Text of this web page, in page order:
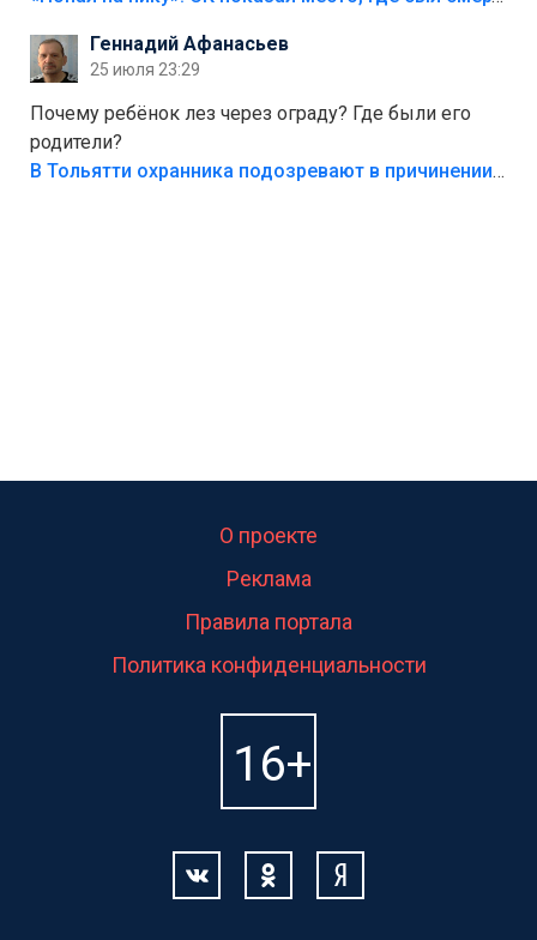
свою судьбу.Геннадий Афанасьев
25 июля 23:29
Почему ребёнок лез через ограду? Где были его
родители?
В Тольятти охранника подозревают в причинении смерти ребенку
О проекте
Реклама
Правила портала
Политика конфиденциальности